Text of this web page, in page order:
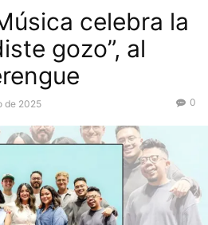
celebra la
gozo”, al
de 2025 0